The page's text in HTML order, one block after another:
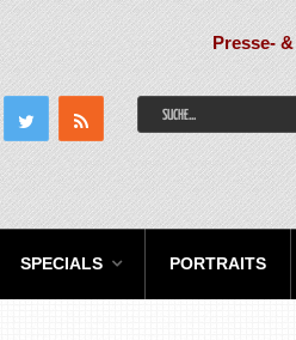
Presse-
SPECIALS PORTRAITS